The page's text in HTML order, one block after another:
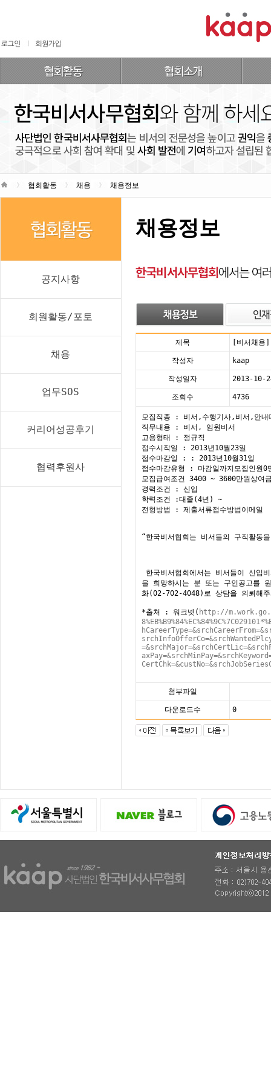
협회활동 채용 채용정보
공지사항
회원활동/포토
채용
업무SOS
커리어성공후기
협력후원사
채용정보
제목 [비서채용
작성자 kaap
작성일자 2013-10-
조회수 4736
모집직종 : 비서,수행기사,비서,안내
직무내용 : 비서, 임원비서
고용형태 : 정규직
접수시작일 : 2013년10월23일
접수마감일 : : 2013년10월31일
접수마감유형 : 마감일까지모집인원0
모집급여조건 3400 ~ 3600만원상
경력조건 : 신입
학력조건 :대졸(4년) ~
전형방법 : 제출서류접수방법이메일
“한국비서협회는 비서들의 구직활동
한국비서협회에서는 비서들이 신
을 희망하시는 분 또는 구인공고를
화(02-702-4048)로 상담을 의뢰해
*출처 : 워크넷( http://
첨부파일
다운로드수 0